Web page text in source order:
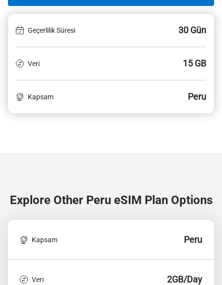
Geçerlilik Süresi 30 Gün
Veri 15 GB
Kapsam Peru
Explore Other Peru eSIM Plan Options
Kapsam Peru
Veri 2GB/Day